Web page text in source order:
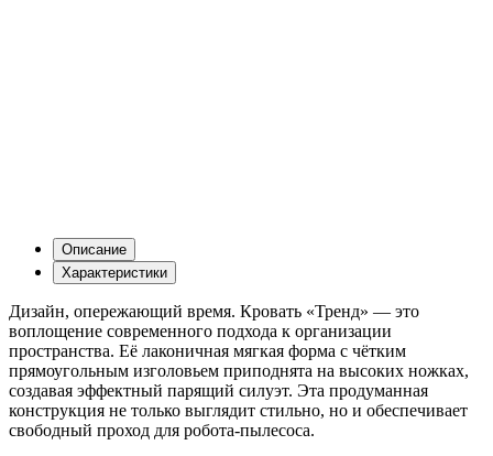
Описание
Характеристики
Дизайн, опережающий время. Кровать «Тренд» — это
воплощение современного подхода к организации
пространства. Её лаконичная мягкая форма с чётким
прямоугольным изголовьем приподнята на высоких ножках,
создавая эффектный парящий силуэт. Эта продуманная
конструкция не только выглядит стильно, но и обеспечивает
свободный проход для робота-пылесоса.